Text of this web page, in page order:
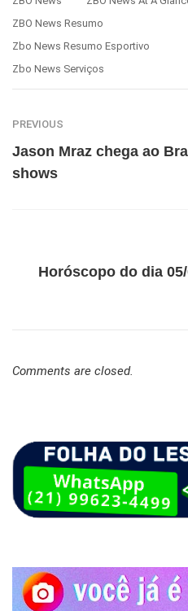
ZBO News Resumo
Zbo News Resumo Esportivo
Zbo News Serviços
PREVIOUS
Jason Mraz chega ao
shows
Horóscopo do dia
Comments are closed.